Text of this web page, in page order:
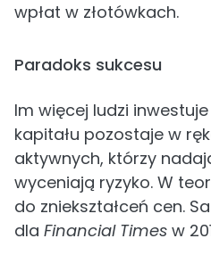
wpłat w złotówkach.
Paradoks sukcesu
Im więcej ludzi
kapitału pozostaje w
aktywnych, którzy
wyceniają ryzyko. W
do zniekształceń cen.
dla Financial Times w